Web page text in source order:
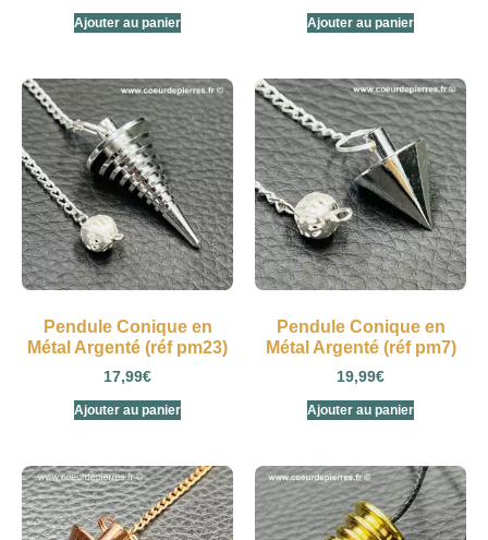
Ajouter au panier Ajouter au panier
Pendule Conique en
Métal Argenté (réf pm23)
17,99€
Ajouter au panier
Pendule Conique en
Métal Argenté (réf pm7)
19,99€
Ajouter au panier